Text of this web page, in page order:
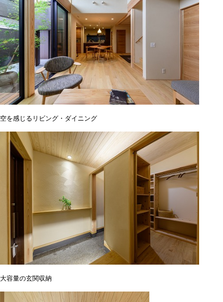
空を感じるリビング・ダイニング
大容量の玄関収納